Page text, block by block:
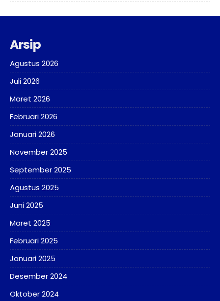
Arsip
Agustus 2026
Juli 2026
Maret 2026
Februari 2026
Januari 2026
November 2025
September 2025
Agustus 2025
Juni 2025
Maret 2025
Februari 2025
Januari 2025
Desember 2024
Oktober 2024